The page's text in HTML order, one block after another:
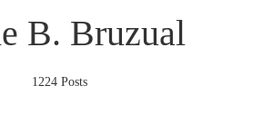
B. Bruzual
1224 Posts